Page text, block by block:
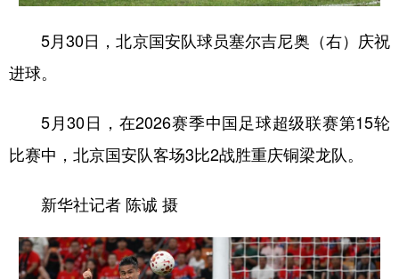
5月30日，北京国安队球员塞尔吉尼奥（右）庆祝
进球。
5月30日，在2026赛季中国足球超级联赛第15轮
比赛中，北京国安队客场3比2战胜重庆铜梁龙队。
新华社记者 陈诚 摄